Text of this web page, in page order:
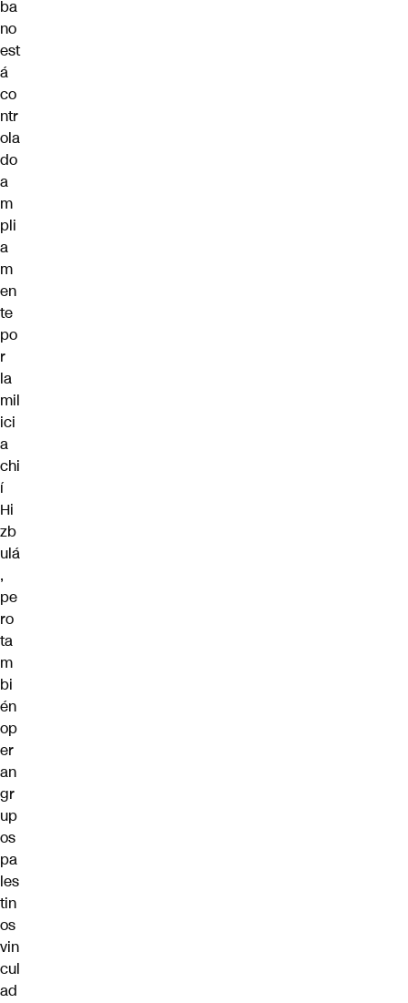
ba
no
est
á
co
ntr
ola
do
a
m
pli
a
m
en
te
po
r
la
mil
ici
a
chi
í
Hi
zb
ulá
,
pe
ro
ta
m
bi
én
op
er
an
gr
up
os
pa
les
tin
os
vin
cul
ad